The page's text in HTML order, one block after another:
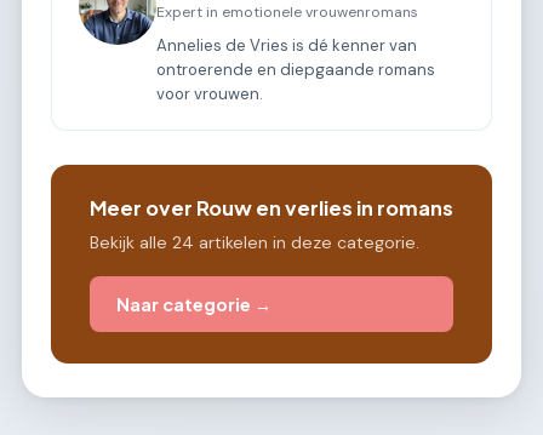
Expert in emotionele vrouwenromans
Annelies de Vries is dé kenner van
ontroerende en diepgaande romans
voor vrouwen.
Meer over Rouw en verlies in romans
Bekijk alle 24 artikelen in deze categorie.
Naar categorie →